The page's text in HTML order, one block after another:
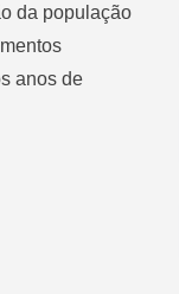
da população
anos de